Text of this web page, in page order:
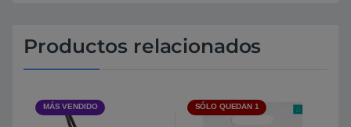
Productos relacionados
MÁS VENDIDO SÓLO QUEDAN 1